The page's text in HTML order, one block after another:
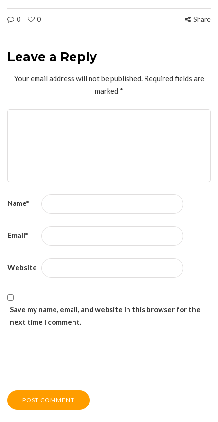
0 0 Share
Leave a Reply
Your email address will not be published. Required fields are
marked *
Name*
Email*
Website
Save my name, email, and website in this browser for the
next time I comment.